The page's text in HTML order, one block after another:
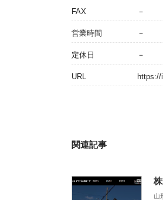
FAX －
営業時間 －
定休日 －
URL
関連記事
山